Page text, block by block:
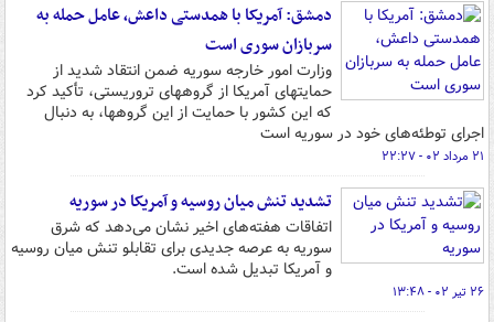
دمشق: آمریکا با همدستی داعش، عامل حمله به
سربازان سوری است
وزارت امور خارجه سوریه ضمن انتقاد شدید از
حمایتهای آمریکا از گروههای تروریستی، تأکید کرد
که این کشور با حمایت از این گروهها، به دنبال
اجرای توطئه‌های خود در سوریه است
۲۱ مرداد ۰۲ - ۲۲:۲۷
تشدید تنش میان روسیه و آمریکا در سوریه
اتفاقات هفته‌های اخیر نشان می‌دهد که شرق
سوریه به عرصه جدیدی برای تقابلو تنش میان روسیه
و آمریکا تبدیل شده است.
۲۶ تیر ۰۲ - ۱۳:۴۸